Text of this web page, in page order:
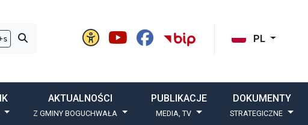
PL
Panel ustawień witryny
BIP Gminy
Przycisk szukaj
AKTUALNOŚCI
Z GMINY BOGUCHWAŁA
PUBLIKACJE
MEDIA, TV
DOKUMENTY
STRATEGICZNE